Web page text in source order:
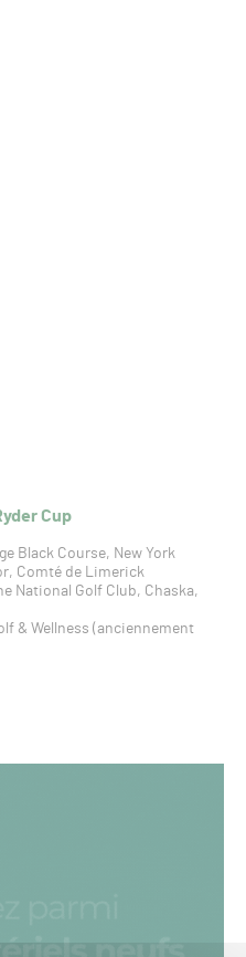
Cup
Black Course, New York
Comté de Limerick
National Golf Club, Chaska,
& Wellness (anciennement